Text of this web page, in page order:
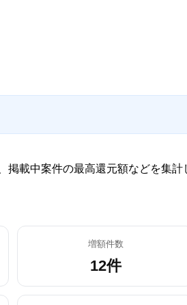
掲載中案件の最高還元額などを集計
増額件数
12件